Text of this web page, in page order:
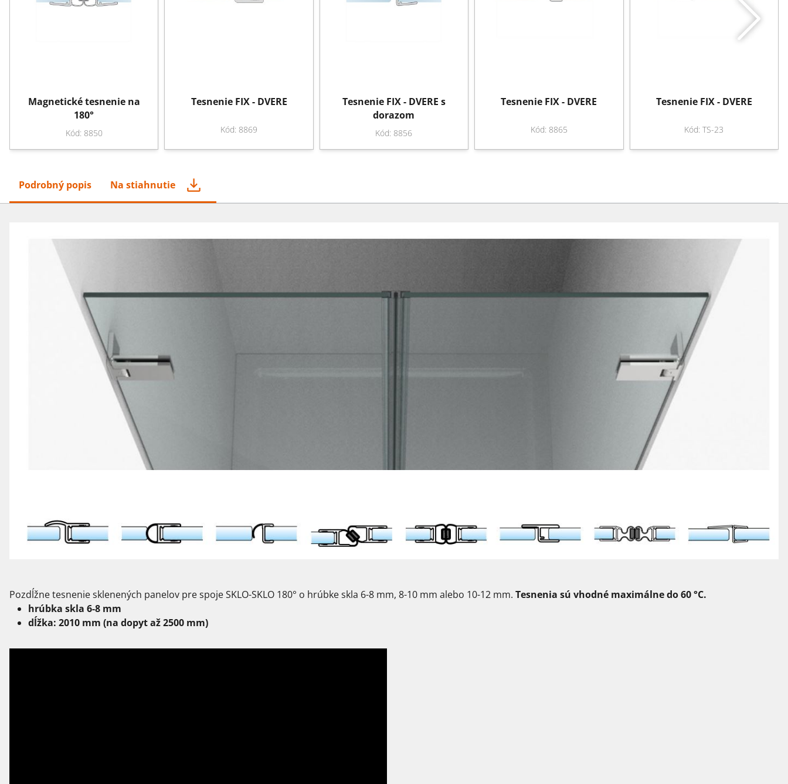
Magnetické tesnenie na
180°
Kód: 8850
Tesnenie FIX - DVERE
Kód: 8869
Tesnenie FIX - DVERE s
dorazom
Kód: 8856
Tesnenie FIX - DVERE
Kód: 8865
Tesnenie FIX - DVERE
Kód: TS-23
Podrobný popis Na stiahnutie
Pozdĺžne tesnenie sklenených panelov pre spoje SKLO-SKLO 180° o hrúbke skla 6-8 mm, 8-10 mm alebo 10-12 mm. Tesnenia sú vhodné maximálne do 60 °C.
hrúbka skla 6-8 mm
dĺžka: 2010 mm (na dopyt až 2500 mm)